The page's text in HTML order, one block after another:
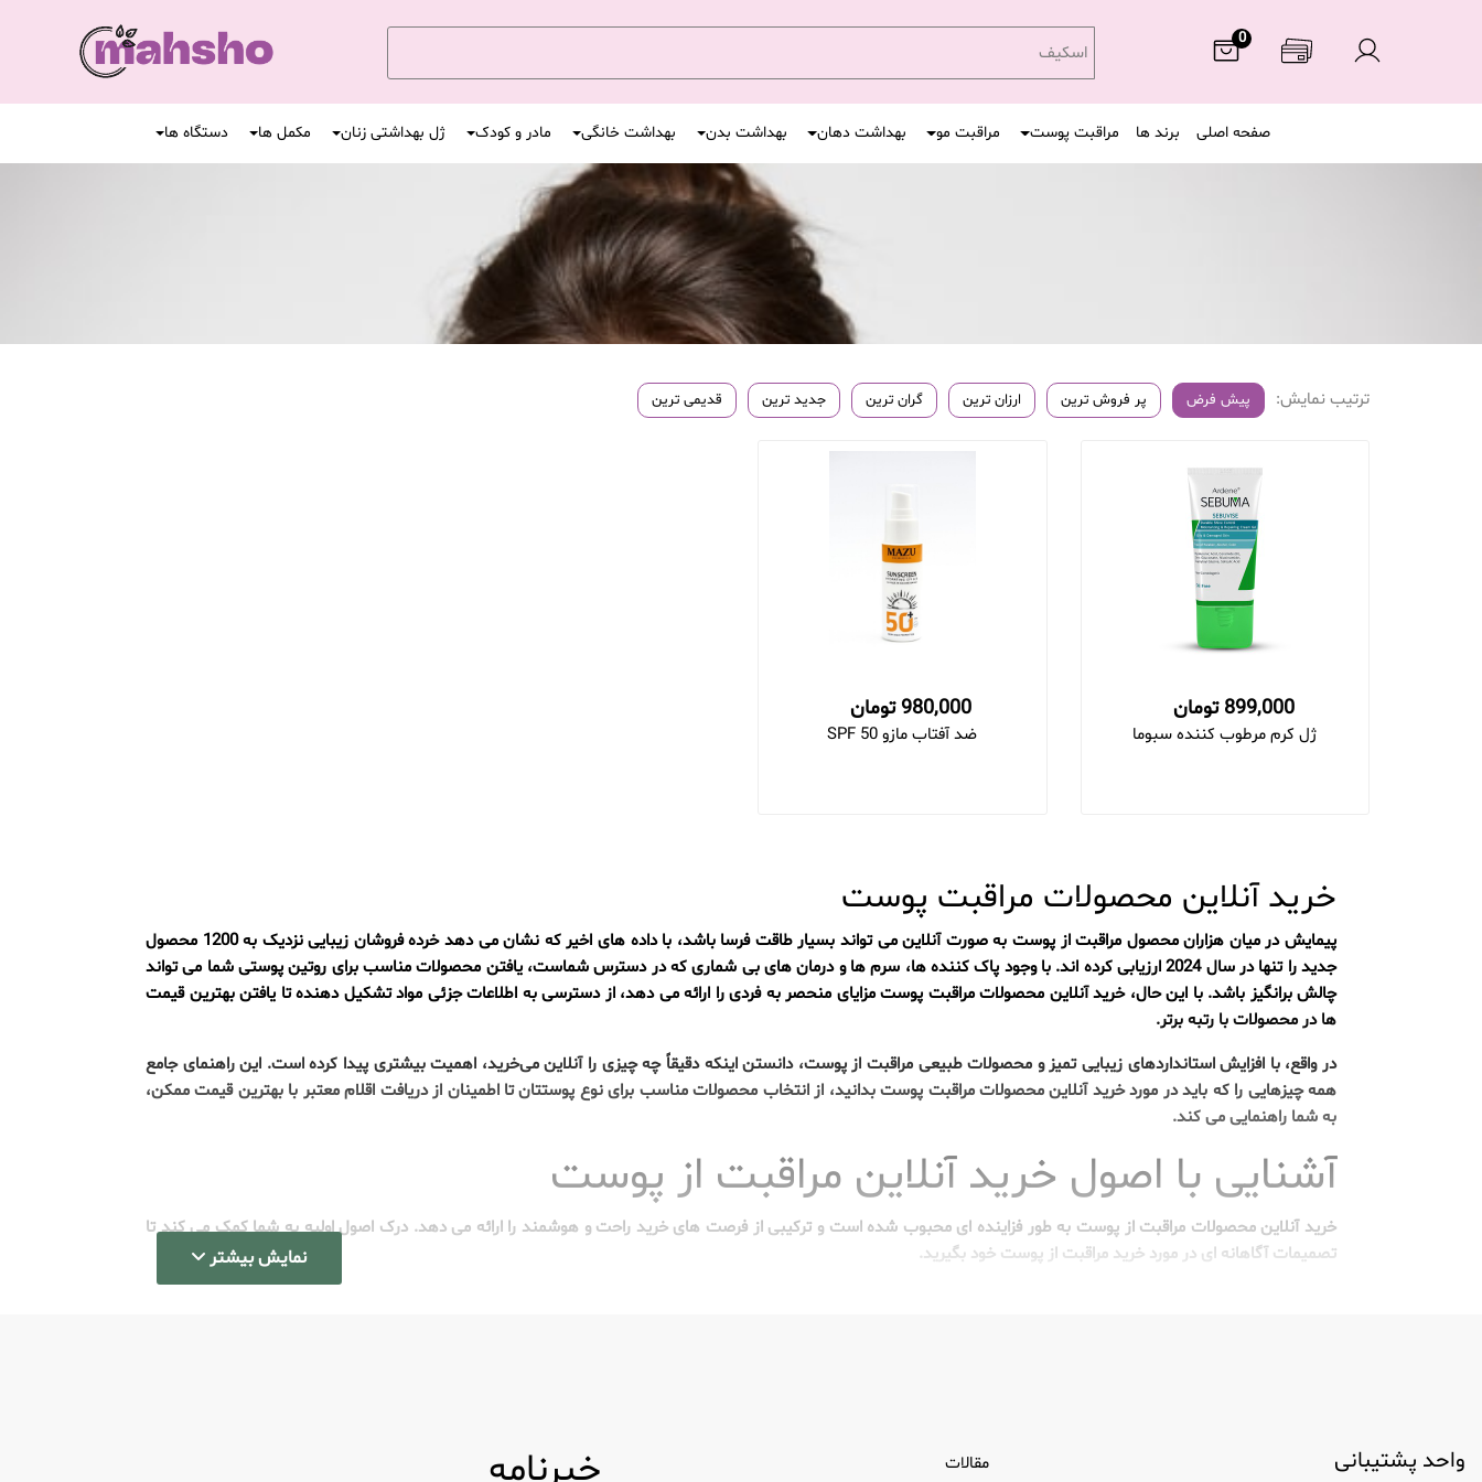
0
اسکیف
صفحه اصلی برند ها مراقبت پوست مراقبت مو بهداشت دهان بهداشت بدن بهداشت خانگی مادر و کودک ژل بهداشتی زنان مکمل ها دستگاه ها
ترتیب نمایش: پیش فرض پر فروش ترین ارزان ترین گران ترین جدید ترین قدیمی ترین
899,000 تومان
ژل کرم مرطوب کننده سبوما
980,000 تومان
ضد آفتاب مازو SPF 50
خرید آنلاین محصولات مراقبت پوست
پیمایش در میان هزاران محصول مراقبت از پوست به صورت آنلاین می تواند بسیار طاقت فرسا باشد، با داده های اخیر که نشان می دهد خرده فروشان زیبایی نزدیک به 1200 محصول
جدید را تنها در سال 2024 ارزیابی کرده اند. با وجود پاک کننده ها، سرم ها و درمان های بی شماری که در دسترس شماست، یافتن محصولات مناسب برای روتین پوستی شما می تواند
چالش برانگیز باشد. با این حال، خرید آنلاین محصولات مراقبت پوست مزایای منحصر به فردی را ارائه می دهد، از دسترسی به اطلاعات جزئی مواد تشکیل دهنده تا یافتن بهترین قیمت
ها در محصولات با رتبه برتر.
در واقع، با افزایش استانداردهای زیبایی تمیز و محصولات طبیعی مراقبت از پوست، دانستن اینکه دقیقاً چه چیزی را آنلاین می‌خرید، اهمیت بیشتری پیدا کرده است. این راهنمای جامع
همه چیزهایی را که باید در مورد خرید آنلاین محصولات مراقبت پوست بدانید، از انتخاب محصولات مناسب برای نوع پوستتان تا اطمینان از دریافت اقلام معتبر با بهترین قیمت ممکن،
به شما راهنمایی می کند.
آشنایی با اصول خرید آنلاین مراقبت از پوست
خرید آنلاین محصولات مراقبت از پوست به طور فزاینده ای محبوب شده است و ترکیبی از فرصت های خرید راحت و هوشمند را ارائه می دهد. درک اصول اولیه به شما کمک می کند تا
تصمیمات آگاهانه ای در مورد خرید مراقبت از پوست خود بگیرید.
نمایش بیشتر
واحد پشتیبانی
مقالات
خبرنامه